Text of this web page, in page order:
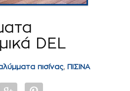
DEL
πισίνας ΠΙΣΙΝΑ